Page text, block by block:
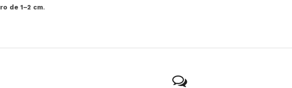
de 1–2 cm.